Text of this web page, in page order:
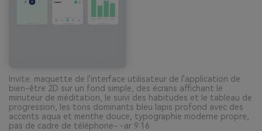
Invite: maquette de l'interface utilisateur de l'application de
bien-être 2D sur un fond simple, des écrans affichant le
minuteur de méditation, le suivi des habitudes et le tableau de
progression, les tons dominants bleu lapis profond avec des
accents aqua et menthe douce, typographie moderne propre,
pas de cadre de téléphone- -ar 9:16